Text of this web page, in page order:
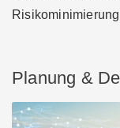
Planung &